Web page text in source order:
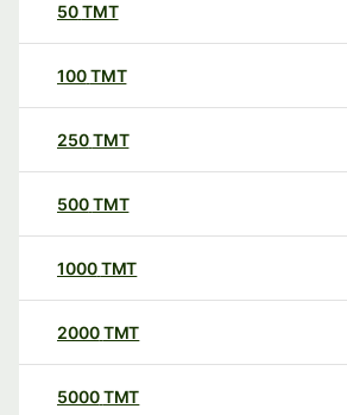
50TMT
100TMT
250TMT
500TMT
1000TMT
2000TMT
5000TMT